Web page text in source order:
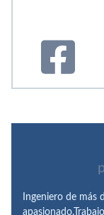
Ingeniero de